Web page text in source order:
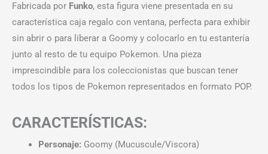
Fabricada por Funko, esta figura viene presentada en su
característica caja regalo con ventana, perfecta para exhibir
sin abrir o para liberar a Goomy y colocarlo en tu estantería
junto al resto de tu equipo Pokemon. Una pieza
imprescindible para los coleccionistas que buscan tener
todos los tipos de Pokemon representados en formato POP.
CARACTERÍSTICAS:
Personaje: Goomy (Mucuscule/Viscora)